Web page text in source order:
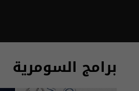
برامج السومرية